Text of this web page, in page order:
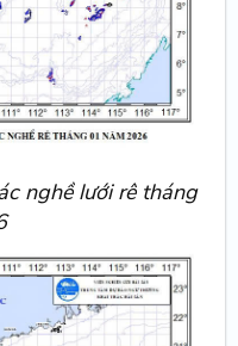
nghề lưới rê tháng